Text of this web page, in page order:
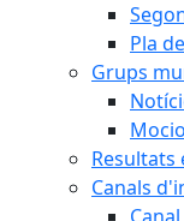
Pla
Grups
Resultats
Canals